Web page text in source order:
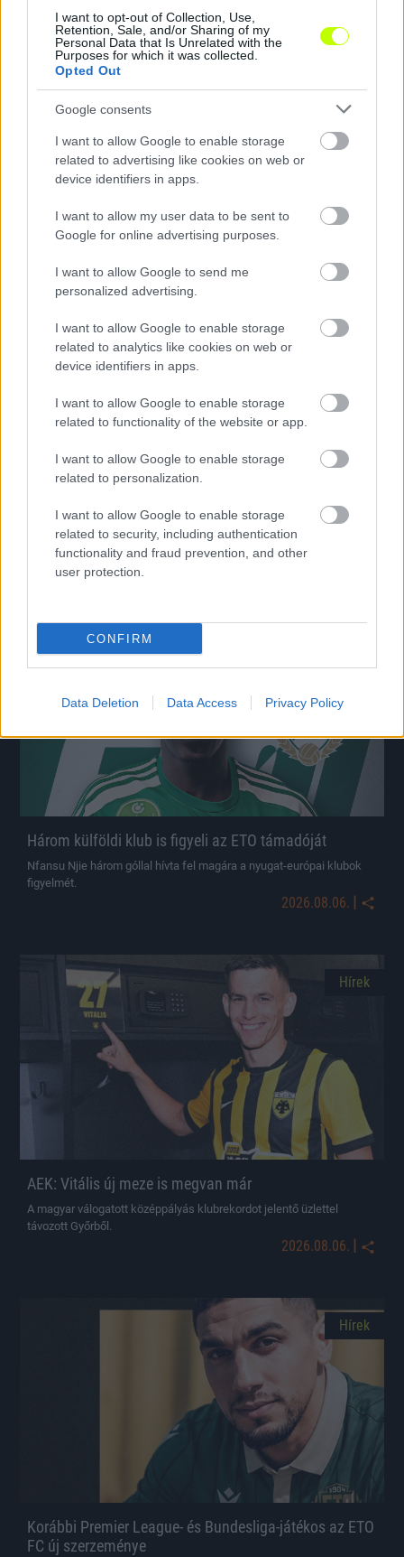
I want to opt-out of Collection, Use,
Retention, Sale, and/or Sharing of my
Personal Data that Is Unrelated with the
Purposes for which it was collected.
Opted Out
Google consents
I want to allow Google to enable storage
related to advertising like cookies on web or
device identifiers in apps.
I want to allow my user data to be sent to
Google for online advertising purposes.
I want to allow Google to send me
personalized advertising.
I want to allow Google to enable storage
related to analytics like cookies on web or
device identifiers in apps.
I want to allow Google to enable storage
related to functionality of the website or app.
I want to allow Google to enable storage
related to personalization.
I want to allow Google to enable storage
related to security, including authentication
functionality and fraud prevention, and other
user protection.
CONFIRM
Data Deletion Data Access Privacy Policy
Megvan, hová igazolhat az ETO magyar válogatott
játékosa
Törökországban folytatódhat a 21 éves középpályás pályafutása.
Hírek
Átigazolási rekord: Vitális Milán és az ETO is
A magyar válogatott középpályás négyéves szerződéssel került
Athénba.
2026.08.06.
Három külföldi klub is figyeli az ETO támadóját
Nfansu Njie három góllal hívta fel magára a nyugat-európai klubok
figyelmét.
2026.08.06. |
Hírek
AEK: Vitális új meze is megvan már
A magyar válogatott középpályás klubrekordot jelentő üzlettel
távozott Győrből.
2026.08.06. |
Hírek
Korábbi Premier League- és Bundesliga-játékos az ETO
FC új szerzeménye